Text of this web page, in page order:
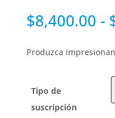
$8,400.00 -
Produzca
Tipo de
suscripción